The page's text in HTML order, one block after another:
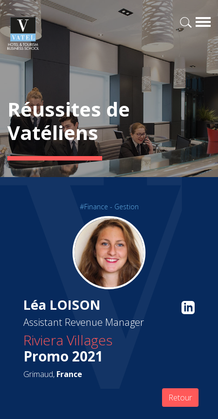
Réussites de
Vatéliens
#Finance - Gestion
Léa LOISON
Assistant Revenue Manager
Riviera Villages
Promo 2021
Grimaud, France
Retour